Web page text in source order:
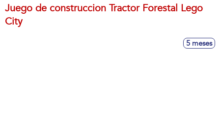
Juego de construccion Tractor Forestal Lego
City
5 meses